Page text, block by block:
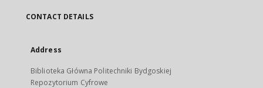
CONTACT DETAILS
Address
Biblioteka Główna Politechniki Bydgoskiej
Repozytorium Cyfrowe